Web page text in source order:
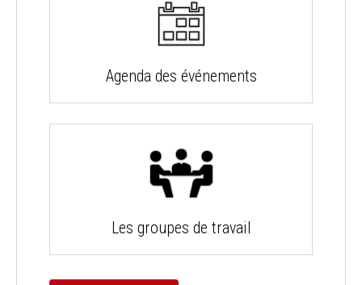
Agenda des événements
Les groupes de travail